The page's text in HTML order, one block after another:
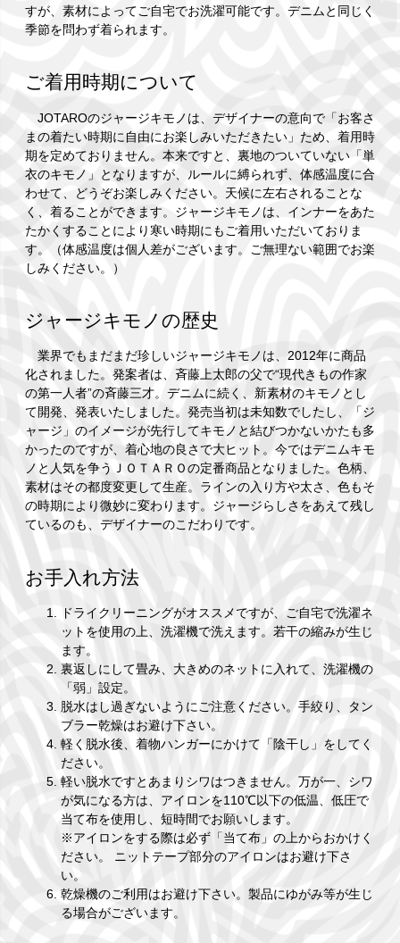
すが、素材によってご自宅でお洗濯可能です。デニムと同じく
季節を問わず着られます。
ご着用時期について
JOTAROのジャージキモノは、デザイナーの意向で「お客さ
まの着たい時期に自由にお楽しみいただきたい」ため、着用時
期を定めておりません。本来ですと、裏地のついていない「単
衣のキモノ」となりますが、ルールに縛られず、体感温度に合
わせて、どうぞお楽しみください。天候に左右されることな
く、着ることができます。ジャージキモノは、インナーをあた
たかくすることにより寒い時期にもご着用いただいておりま
す。（体感温度は個人差がございます。ご無理ない範囲でお楽
しみください。）
ジャージキモノの歴史
業界でもまだまだ珍しいジャージキモノは、2012年に商品
化されました。発案者は、斉藤上太郎の父で“現代きもの作家
の第一人者”の斉藤三才。デニムに続く、新素材のキモノとし
て開発、発表いたしました。発売当初は未知数でしたし、「ジ
ャージ」のイメージが先行してキモノと結びつかないかたも多
かったのですが、着心地の良さで大ヒット。今ではデニムキモ
ノと人気を争うＪＯＴＡＲＯの定番商品となりました。色柄、
素材はその都度変更して生産。ラインの入り方や太さ、色もそ
の時期により微妙に変わります。ジャージらしさをあえて残し
ているのも、デザイナーのこだわりです。
お手入れ方法
ドライクリーニングがオススメですが、ご自宅で洗濯ネ
ットを使用の上、洗濯機で洗えます。若干の縮みが生じ
ます。
裏返しにして畳み、大きめのネットに入れて、洗濯機の
「弱」設定。
脱水はし過ぎないようにご注意ください。手絞り、タン
ブラー乾燥はお避け下さい。
軽く脱水後、着物ハンガーにかけて「陰干し」をしてく
ださい。
軽い脱水ですとあまりシワはつきません。万が一、シワ
が気になる方は、アイロンを110℃以下の低温、低圧で
当て布を使用し、短時間でお願いします。
※アイロンをする際は必ず「当て布」の上からおかけく
ださい。 ニットテープ部分のアイロンはお避け下さ
い。
乾燥機のご利用はお避け下さい。製品にゆがみ等が生じ
る場合がございます。